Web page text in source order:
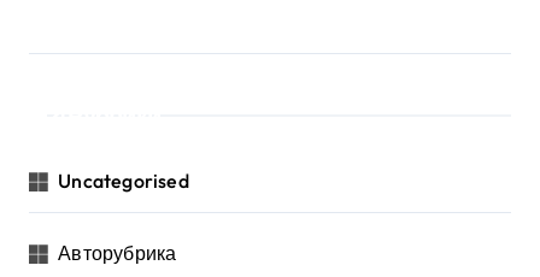
Uncategorised
Авторубрика